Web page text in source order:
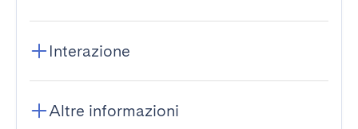
Interazione
Altre informazioni